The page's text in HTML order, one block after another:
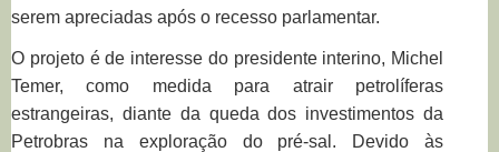
serem apreciadas após o recesso parlamentar.
O projeto é de interesse do presidente interino, Michel
Temer, como medida para atrair petrolíferas
estrangeiras, diante da queda dos investimentos da
Petrobras na exploração do pré-sal. Devido às